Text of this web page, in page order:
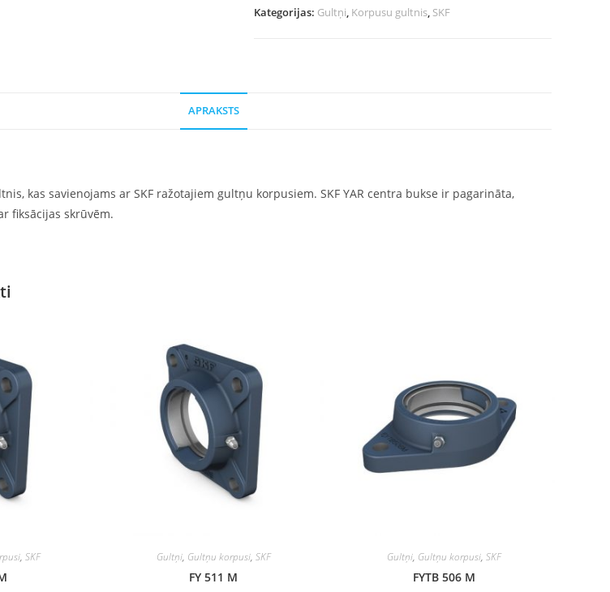
Kategorijas: Gultņi, Korpusu gultnis, SKF
APRAKSTS
kas savienojams ar SKF ražotajiem gultņu korpusiem. SKF YAR centra bukse ir pagarināta,
fiksācijas skrūvēm.
, SKF Gultņi, Gultņu korpusi, SKF
FY 511 M
Gultņi, Gultņu korpusi,SKF
FYTB 506 M